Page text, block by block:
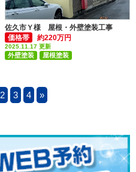
佐久市Ｙ様 屋根・外壁塗装工事
価格帯
約220万円
2025.11.17 更新
外壁塗装 屋根塗装
2 3 4 »